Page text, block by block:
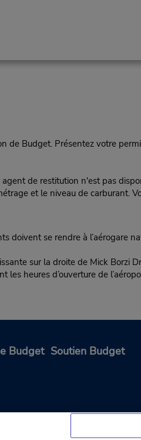
de Budget. Présentez votre
de restitution n'est pas
et le niveau de carburant.
doivent se rendre à l’aérogare
sur la droite de Mick Borzi
les heures d’ouverture de
Budget Soutien Budget